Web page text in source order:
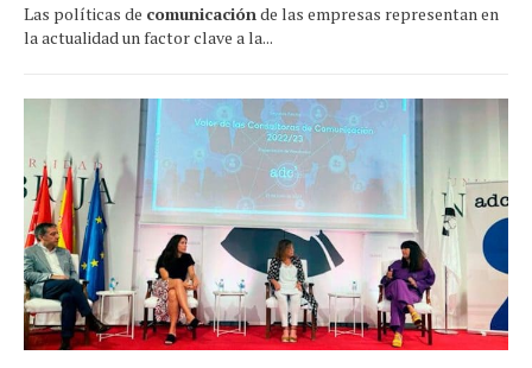
Las políticas de comunicaciónde las empresas representan en
la actualidad un factor clave a la...